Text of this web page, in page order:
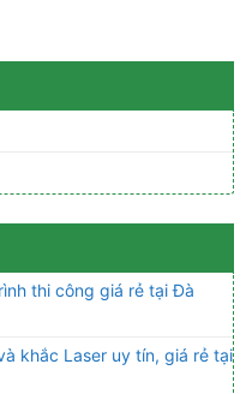
thi công giá rẻ tại Đà
khắc Laser uy tín, giá rẻ tại